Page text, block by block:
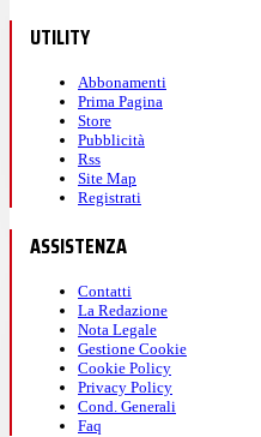
UTILITY
Abbonamenti
Prima Pagina
Store
Pubblicità
Rss
Site Map
Registrati
ASSISTENZA
Contatti
La Redazione
Nota Legale
Gestione Cookie
Cookie Policy
Privacy Policy
Cond. Generali
Faq